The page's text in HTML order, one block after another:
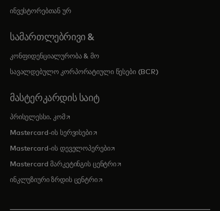
ინვესტორებთან ურ
ᲡᲐᲛᲐᲠᲗᲚᲔᲑᲠᲘᲕᲘ &
კონფიდენციალურობა & მო
სავალდებულო კორპორატიული წესები (BCR)
ᲛᲐᲡᲢᲔᲠᲙᲐᲠᲓᲘᲡ ᲡᲐᲘᲢ
პრისელესსი. კომopens in a new tab
Mastercard-ის სერვისებიopens in a new tab
Mastercard-ის დეველოპერებიopens in a new tab
Mastercard მარკეტინგის ცენტრიopens in a new tab
ინკლუზიური ზრდის ცენტრიopens in a new tab